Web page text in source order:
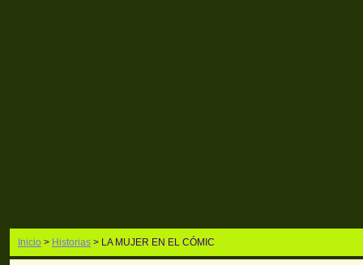
Inicio > Historias > LA MUJER EN EL CÓMIC